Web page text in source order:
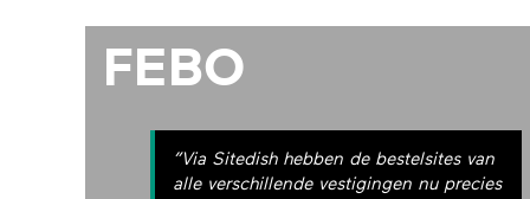
FEBO
”Via Sitedish hebben de bestelsites van
alle verschillende vestigingen nu precies